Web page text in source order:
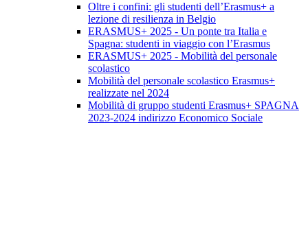
Oltre i confini: gli studenti dell’Erasmus+ a
lezione di resilienza in Belgio
ERASMUS+ 2025 - Un ponte tra Italia e
Spagna: studenti in viaggio con l’Erasmus
ERASMUS+ 2025 - Mobilità del personale
scolastico
Mobilità del personale scolastico Erasmus+
realizzate nel 2024
Mobilità di gruppo studenti Erasmus+ SPAGNA
2023-2024 indirizzo Economico Sociale